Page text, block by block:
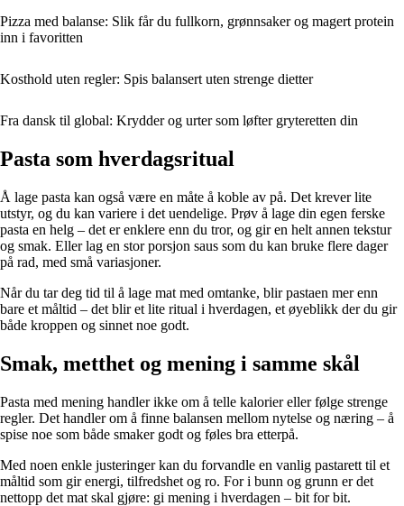
Pizza med balanse: Slik får du fullkorn, grønnsaker og magert protein
inn i favoritten
Kosthold uten regler: Spis balansert uten strenge dietter
Fra dansk til global: Krydder og urter som løfter gryteretten din
Pasta som hverdagsritual
Å lage pasta kan også være en måte å koble av på. Det krever lite
utstyr, og du kan variere i det uendelige. Prøv å lage din egen ferske
pasta en helg – det er enklere enn du tror, og gir en helt annen tekstur
og smak. Eller lag en stor porsjon saus som du kan bruke flere dager
på rad, med små variasjoner.
Når du tar deg tid til å lage mat med omtanke, blir pastaen mer enn
bare et måltid – det blir et lite ritual i hverdagen, et øyeblikk der du gir
både kroppen og sinnet noe godt.
Smak, metthet og mening i samme skål
Pasta med mening handler ikke om å telle kalorier eller følge strenge
regler. Det handler om å finne balansen mellom nytelse og næring – å
spise noe som både smaker godt og føles bra etterpå.
Med noen enkle justeringer kan du forvandle en vanlig pastarett til et
måltid som gir energi, tilfredshet og ro. For i bunn og grunn er det
nettopp det mat skal gjøre: gi mening i hverdagen – bit for bit.